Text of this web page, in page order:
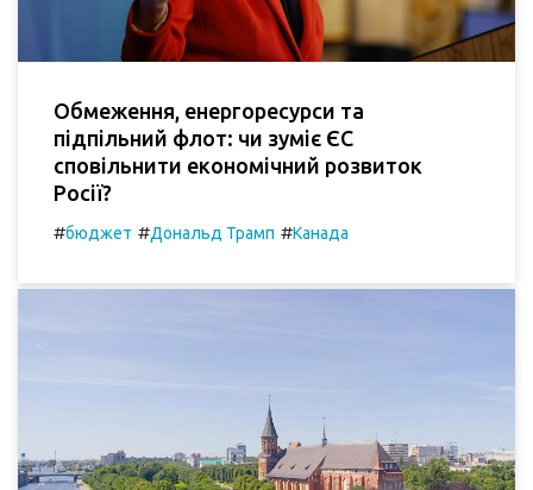
Обмеження, енергоресурси та
підпільний флот: чи зуміє ЄС
сповільнити економічний розвиток
Росії?
#бюджет #Дональд Трамп #Канада